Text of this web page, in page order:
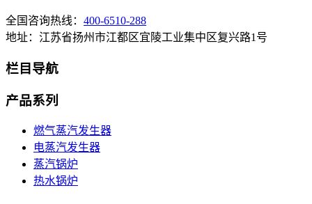
全国咨询热线： 400-6510-288
地址：江苏省扬州市江都区宜陵工业集中区复兴路1号
栏目导航
产品系列
燃气蒸汽发生器
电蒸汽发生器
蒸汽锅炉
热水锅炉